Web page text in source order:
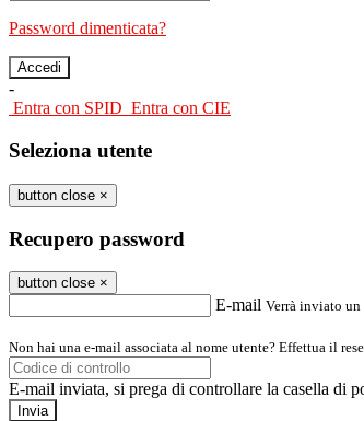
Password dimenticata?
-
Entra con SPID Entra con CIE
Seleziona utente
button close ×
Recupero password
button close ×
E-mail Verrà inviato
Non hai una e-mail associata al nome utente? Effettua il
E-mail inviata, si prega di controllare la casella di